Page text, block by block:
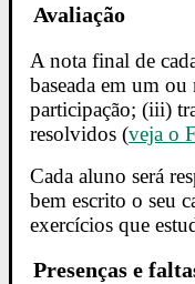
Avaliação
A nota final de
baseada em um
participação; (iii)
resolvidos (veja o
Cada aluno será
bem escrito o seu
exercícios que
Presenças e